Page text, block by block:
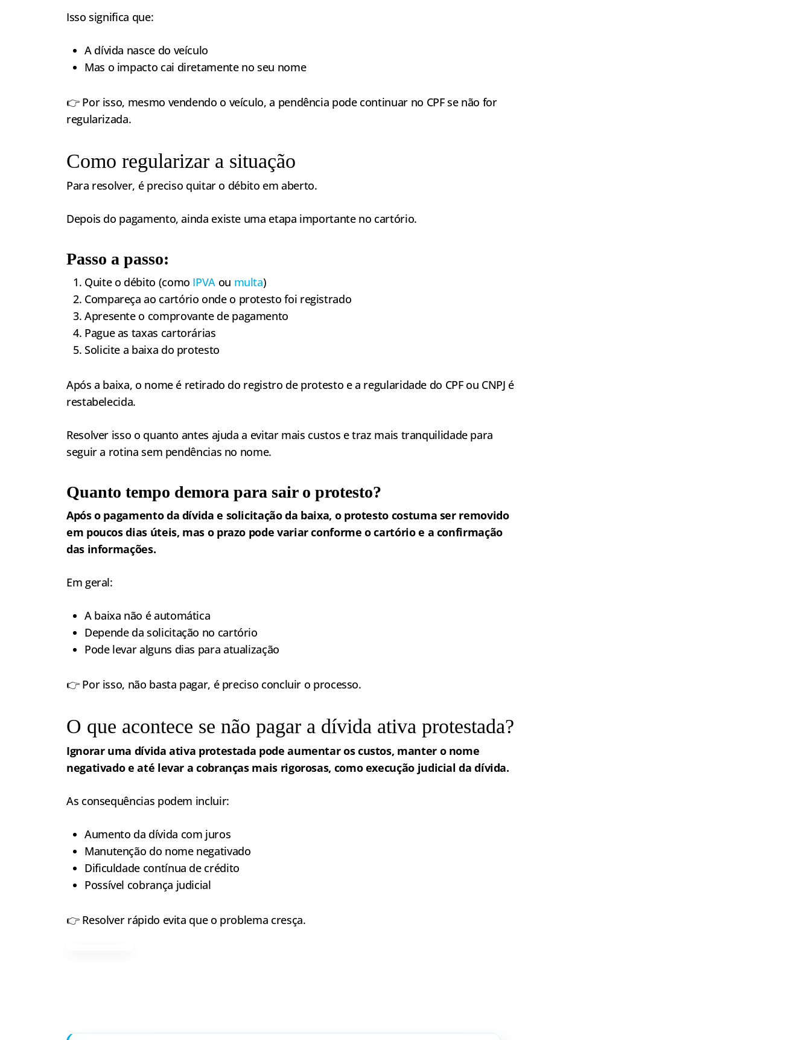
Isso significa que:
A dívida nasce do veículo
Mas o impacto cai diretamente no seu nome
👉 Por isso, mesmo vendendo o veículo, a pendência pode continuar no CPF se não for
regularizada.
Como regularizar a situação
Para resolver, é preciso quitar o débito em aberto.
Depois do pagamento, ainda existe uma etapa importante no cartório.
Passo a passo:
Quite o débito (como IPVA ou multa)
Compareça ao cartório onde o protesto foi registrado
Apresente o comprovante de pagamento
Pague as taxas cartorárias
Solicite a baixa do protesto
Após a baixa, o nome é retirado do registro de protesto e a regularidade do CPF ou CNPJ é
restabelecida.
Resolver isso o quanto antes ajuda a evitar mais custos e traz mais tranquilidade para
seguir a rotina sem pendências no nome.
Quanto tempo demora para sair o protesto?
Após o pagamento da dívida e solicitação da baixa, o protesto costuma ser removido
em poucos dias úteis, mas o prazo pode variar conforme o cartório e a confirmação
das informações.
Em geral:
A baixa não é automática
Depende da solicitação no cartório
Pode levar alguns dias para atualização
👉 Por isso, não basta pagar, é preciso concluir o processo.
O que acontece se não pagar a dívida ativa protestada?
Ignorar uma dívida ativa protestada pode aumentar os custos, manter o nome
negativado e até levar a cobranças mais rigorosas, como execução judicial da dívida.
As consequências podem incluir:
Aumento da dívida com juros
Manutenção do nome negativado
Dificuldade contínua de crédito
Possível cobrança judicial
👉 Resolver rápido evita que o problema cresça.